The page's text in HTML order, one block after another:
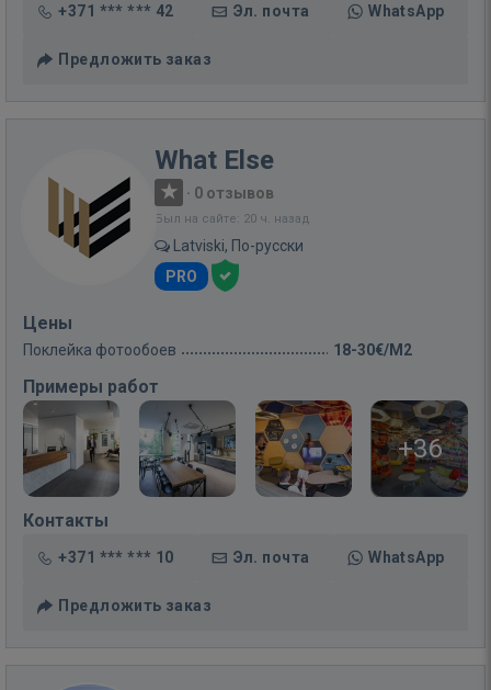
+371 *** *** 42 Эл. почта WhatsApp
Предложить заказ
What Else
· 0 отзывов
Был на сайте: 20 ч. назад
Latviski, По-русски
PRO
Цены
Поклейка фотообоев 18-30€/M2
Примеры работ
+36
Контакты
+371 *** *** 10 Эл. почта WhatsApp
Предложить заказ